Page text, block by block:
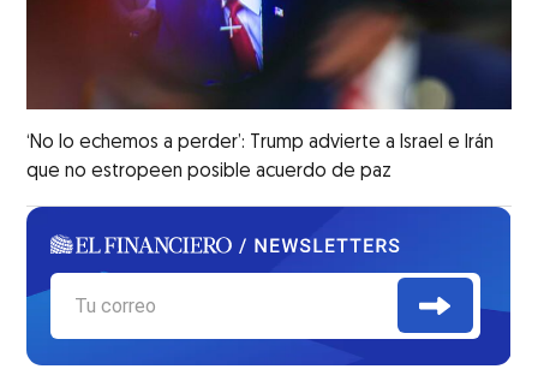
‘No lo echemos a perder’: Trump advierte a Israel e Irán
que no estropeen posible acuerdo de paz